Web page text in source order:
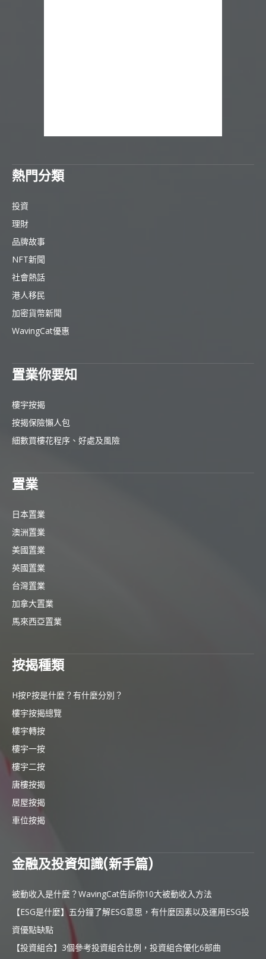
熱門分類
投資
理財
品牌故事
NFT新聞
社會熱話
港人移民
加密貨幣新聞
WavingCat優惠
置業你要知
樓宇按揭
按揭保險懶人包
細數買樓花程序、好處及風險
置業
日本置業
澳洲置業
美國置業
英國置業
台灣置業
加拿大置業
馬來西亞置業
按揭種類
H按P按是什麼？有什麼分別？
樓宇按揭總覽
樓宇轉按
樓宇一按
樓宇二按
唐樓按揭
居屋按揭
車位按揭
金融及投資知識(新手篇)
被動收入是什麼？WavingCat告訴你10大被動收入方法
【ESG是什麼】五分鐘了解ESG意思，有什麼因素以及運用ESG投
資優點缺點
【投資組合】3個參考投資組合比例，投資組合優化6部曲